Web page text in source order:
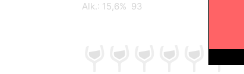
Alk.: 15,6% 93